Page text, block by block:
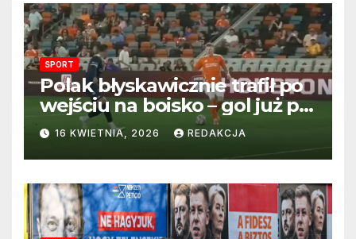
SPORT
Polak błyskawicznie trafił po
wejściu na boisko – gol już po
22 sekundach!
16 KWIETNIA, 2026 REDAKCJA